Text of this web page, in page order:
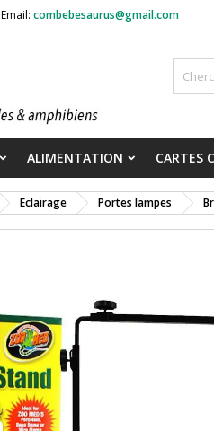
Email: combebesaurus@gmail.com
ALIMENTATION CARTES
Eclairage Portes lampes